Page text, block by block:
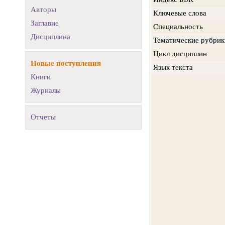
Авторы
Заглавие
Дисциплина
Новые поступления
Книги
Журналы
Отчеты
Ключевые слова
Специальность
Тематические
Цикл дисциплин
Язык текста